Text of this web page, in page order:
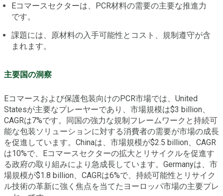
Eコマースセクターは、PCR材料の需要の主要な推進力
です。
課題には、原材料の入手可能性とコスト、規制遵守が含
まれます。
主要国の洞察
Eコマースおよび保護包装向けのPCR市場では、United
Statesが主要なプレーヤーであり、市場規模は$3 billion、
CAGRは7%です。同国の強力な規制フレームワークと持続可
能な包装ソリューションに対する消費者の需要が市場の成長
を促進しています。Chinaは、市場規模が$2.5 billion、CAGR
は10%で、Eコマースセクターの拡大とリサイクルを促進す
る政府の取り組みにより急成長しています。Germanyは、市
場規模が$1.8 billion、CAGRは6%で、持続可能性とリサイク
ル技術の革新に強く焦点を当てたヨーロッパ市場の主要プレ